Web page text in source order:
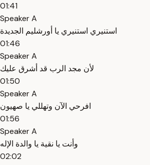
01:41
Speaker A
استنيري استنيري يا أورشليم الجديدة
01:46
Speaker A
لأن مجد الرب قد أشرق عليك
01:50
Speaker A
افرحي الآن وتهللي يا صهيون
01:56
Speaker A
وأنت يا نقية يا والدة الإله
02:02